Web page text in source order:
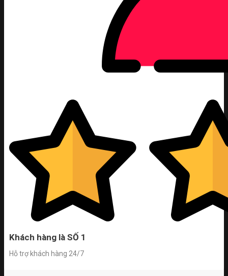
Khách hàng là SỐ 1
Hỗ trợ khách hàng 24/7